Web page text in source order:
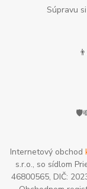
Súpravu
Internetový obchod
s.r.o., so sídlom
46800565, DIČ: